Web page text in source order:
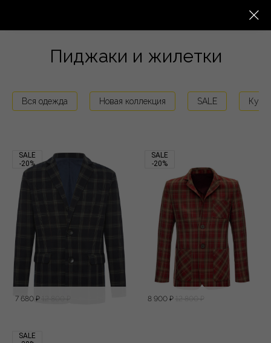
Пиджаки и жилетки
Вся одежда Новая коллекция SALE
SALE
-20%
7 680 ₽
SALE
-20%
8 900 ₽ 12 800 ₽
SALE